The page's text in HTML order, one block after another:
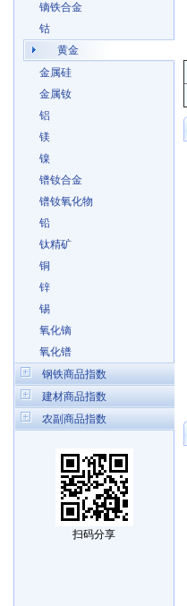
镝铁合金
钴
黄金
金属硅
金属钕
铝
镁
镍
镨钕合金
镨钕氧化物
铅
钛精矿
铜
锌
锡
氧化镝
氧化镨
钢铁商品指数
建材商品指数
农副商品指数
扫码分享